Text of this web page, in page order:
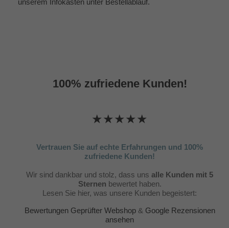
100% zufriedene Kunden!
★★★★★
Vertrauen Sie auf echte Erfahrungen und 100%
zufriedene Kunden!
Wir sind dankbar und stolz, dass uns alle Kunden mit 5
Sternen bewertet haben.
Lesen Sie hier, was unsere Kunden begeistert:
Bewertungen Geprüfter Webshop& Google Rezensionen
ansehen